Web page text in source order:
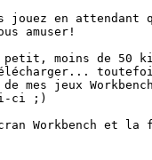
jouez en attendant
amuser!
moins de 50
mes jeux
ci ;)
Workbench et la